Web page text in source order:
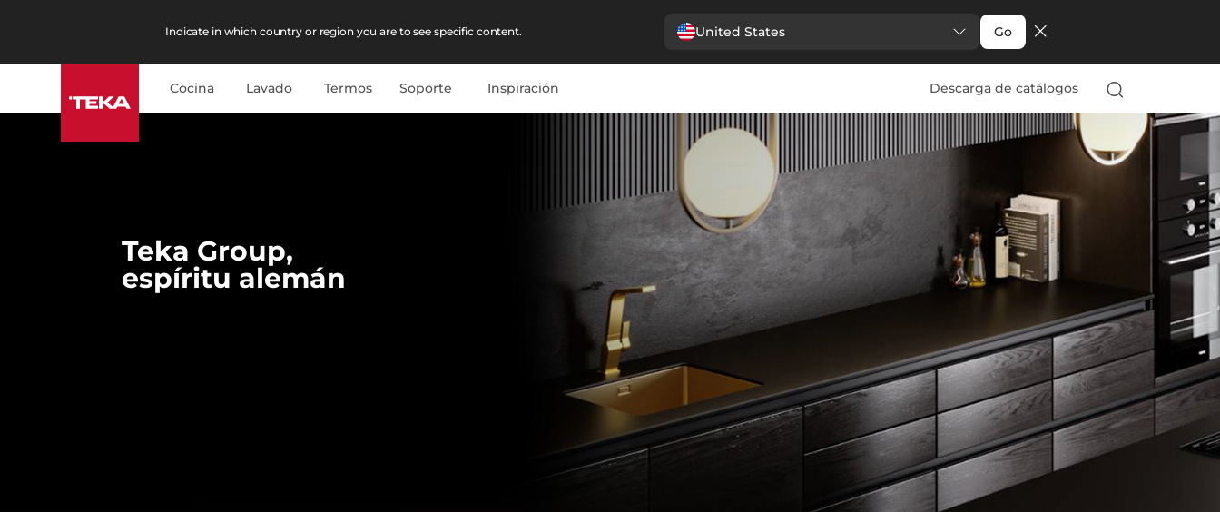
Indicate in which country or region you are to see specific content. United States Go
Cocina Lavado Termos Soporte Inspiración Descarga de catálogos
Teka Group,
espíritu alemán